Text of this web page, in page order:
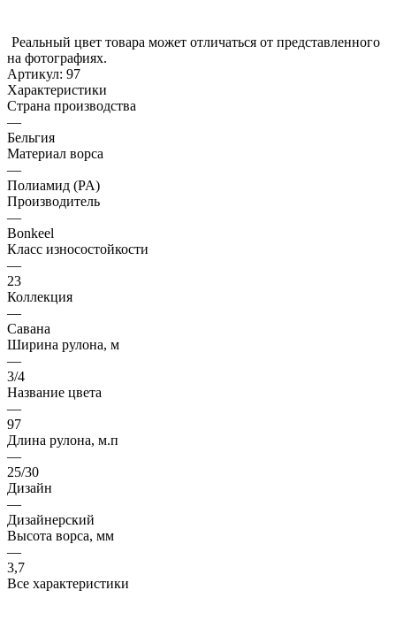
Реальный цвет товара может отличаться от представленного
на фотографиях.
Артикул: 97
Характеристики
Страна производства
—
Бельгия
Материал ворса
—
Полиамид (PA)
Производитель
—
Bonkeel
Класс износостойкости
—
23
Коллекция
—
Савана
Ширина рулона, м
—
3/4
Название цвета
—
97
Длина рулона, м.п
—
25/30
Дизайн
—
Дизайнерский
Высота ворса, мм
—
3,7
Все характеристики